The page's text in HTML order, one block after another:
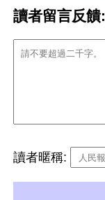
讀者留言反饋:
讀者暱稱: